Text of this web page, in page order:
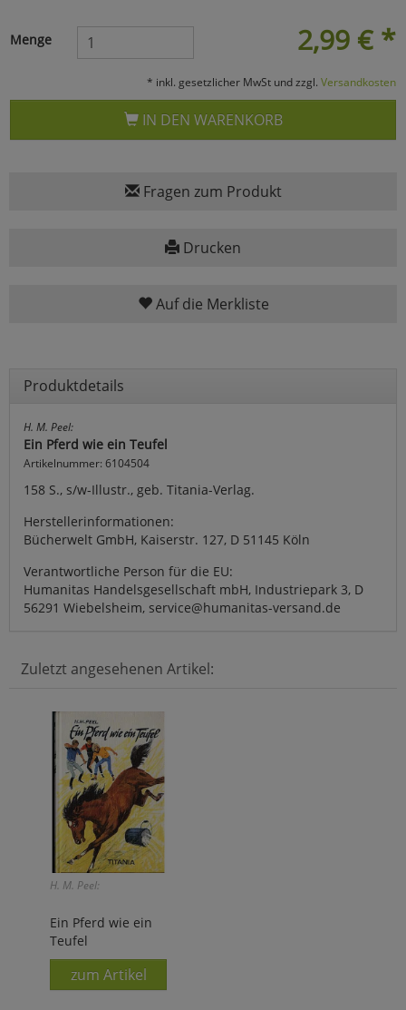
2,99 € *
Menge
* inkl. gesetzlicher MwSt und zzgl. Versandkosten
IN DEN WARENKORB
Fragen zum Produkt
Drucken
Auf die Merkliste
Produktdetails
H. M. Peel:
Ein Pferd wie ein Teufel
Artikelnummer: 6104504
158 S., s/w-Illustr., geb. Titania-Verlag.
Herstellerinformationen:
Bücherwelt GmbH, Kaiserstr. 127, D 51145 Köln
Verantwortliche Person für die EU:
Humanitas Handelsgesellschaft mbH, Industriepark 3, D
56291 Wiebelsheim, service@humanitas-versand.de
Zuletzt angesehenen Artikel:
H. M. Peel:
Ein Pferd wie ein
Teufel
zum Artikel
Marketing
Cookies
Einstellungen speichern